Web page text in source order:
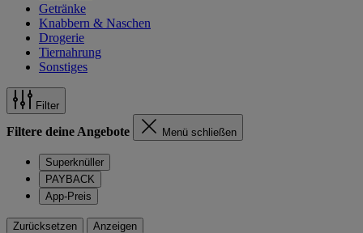
Getränke
Knabbern & Naschen
Drogerie
Tiernahrung
Sonstiges
Filter
Filtere deine Angebote Menü schließen
Superknüller
PAYBACK
App-Preis
Zurücksetzen Anzeigen